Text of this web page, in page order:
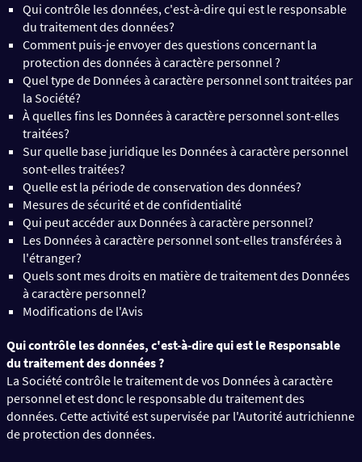
Qui contrôle les données, c'est-à-dire qui est le responsable
du traitement des données?
Comment puis-je envoyer des questions concernant la
protection des données à caractère personnel ?
Quel type de Données à caractère personnel sont traitées par
la Société?
À quelles fins les Données à caractère personnel sont-elles
traitées?
Sur quelle base juridique les Données à caractère personnel
sont-elles traitées?
Quelle est la période de conservation des données?
Mesures de sécurité et de confidentialité
Qui peut accéder aux Données à caractère personnel?
Les Données à caractère personnel sont-elles transférées à
l'étranger?
Quels sont mes droits en matière de traitement des Données
à caractère personnel?
Modifications de l'Avis
Qui contrôle les données, c'est-à-dire qui est le Responsable
du traitement des données ?
La Société contrôle le traitement de vos Données à caractère
personnel et est donc le responsable du traitement des
données. Cette activité est supervisée par l'Autorité autrichienne
de protection des données.